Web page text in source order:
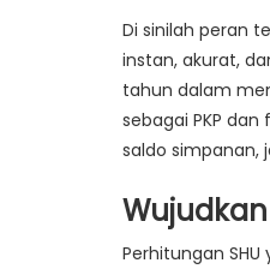
Di sinilah peran
instan, akurat,
tahun dalam
sebagai PKP
saldo simpanan,
Perhitungan